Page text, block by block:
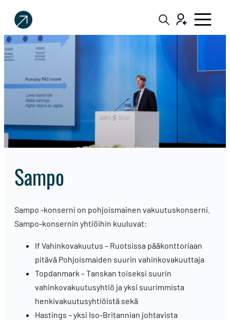
Sijoittaja.fi
Tee
parempia
sijoituspäätöksiä
Sampo
Sampo -konserni on pohjoismainen vakuutuskonserni.
Sampo-konsernin yhtiöihin kuuluvat:
If Vahinkovakuutus – Ruotsissa pääkonttoriaan
pitävä Pohjoismaiden suurin vahinkovakuuttaja
Topdanmark – Tanskan toiseksi suurin
vahinkovakuutusyhtiö ja yksi suurimmista
henkivakuutusyhtiöistä sekä
Hastings – yksi Iso-Britannian johtavista